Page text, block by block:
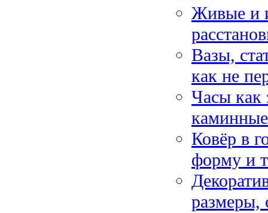
Живые и
Вазы,
как не
Часы как
Ковёр в
форму и
размеры,